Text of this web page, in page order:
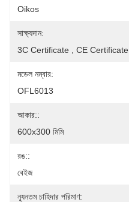
Oikos
সাক্ষ্যদান:
3C Certificate , CE Certificate
মডেল নম্বার:
OFL6013
আকার::
600x300 মিমি
রঙ::
বেইজ
ন্যূনতম চাহিদার পরিমাণ: